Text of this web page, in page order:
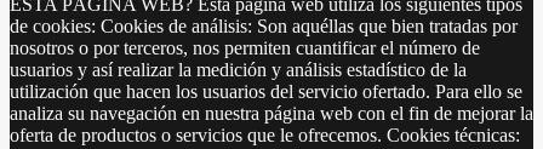
ESTA PÁGINA WEB? Esta página web utiliza los siguientes tipos
de cookies: Cookies de análisis: Son aquéllas que bien tratadas por
nosotros o por terceros, nos permiten cuantificar el número de
usuarios y así realizar la medición y análisis estadístico de la
utilización que hacen los usuarios del servicio ofertado. Para ello se
analiza su navegación en nuestra página web con el fin de mejorar la
oferta de productos o servicios que le ofrecemos. Cookies técnicas: